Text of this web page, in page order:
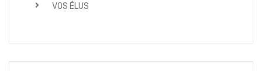
VOS ÉLUS